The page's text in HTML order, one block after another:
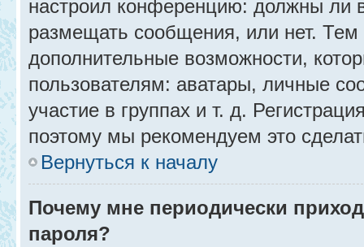
настроил конференцию: должны ли
размещать сообщения, или нет.
дополнительные возможности,
пользователям: аватары, личные
участие в группах и т. д.
поэтому мы рекомендуем это
Вернуться к началу
Почему мне периодически
пароля?